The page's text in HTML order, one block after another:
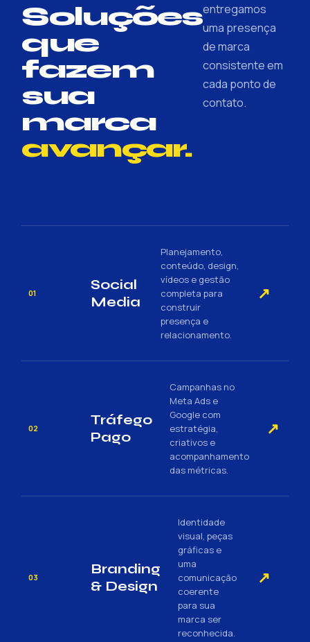
Soluções
que
fazem
sua
marca
avançar.
entregamos
uma presença
de marca
consistente em
cada ponto de
contato.
01
Social
Media
Planejamento,
conteúdo, design,
vídeos e gestão
completa para
construir
presença e
relacionamento.
↗
02
Tráfego
Pago
Campanhas no
Meta Ads e
Google com
estratégia,
criativos e
acompanhamento
das métricas.
↗
03
Branding
& Design
Identidade
visual, peças
gráficas e
uma
comunicação
coerente
para sua
marca ser
reconhecida.
↗